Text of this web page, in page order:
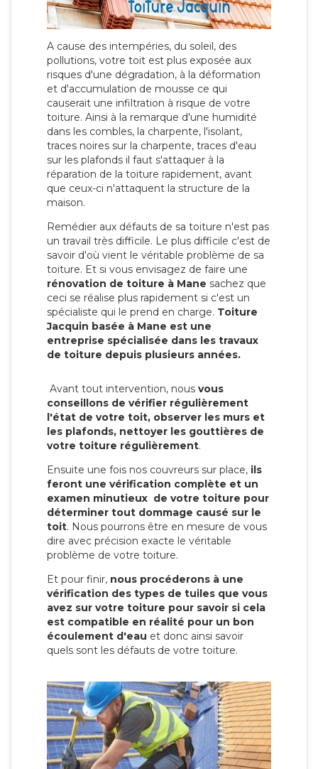
A cause des intempéries, du soleil, des
pollutions, votre toit est plus exposée aux
risques d'une dégradation, à la déformation
et d'accumulation de mousse ce qui
causerait une infiltration à risque de votre
toiture. Ainsi à la remarque d'une humidité
dans les combles, la charpente, l'isolant,
traces noires sur la charpente, traces d'eau
sur les plafonds il faut s'attaquer à la
réparation de la toiture rapidement, avant
que ceux-ci n'attaquent la structure de la
maison.
Remédier aux défauts de sa toiture n'est pas
un travail très difficile. Le plus difficile c'est de
savoir d'où vient le véritable problème de sa
toiture. Et si vous envisagez de faire une
rénovation de toiture à Mane sachez que
ceci se réalise plus rapidement si c'est un
spécialiste qui le prend en charge. Toiture
Jacquin basée à Mane est une
entreprise spécialisée dans les travaux
de toiture depuis plusieurs années.
Avant tout intervention, nous vous
conseillons de vérifier régulièrement
l'état de votre toit, observer les murs et
les plafonds, nettoyer les gouttières de
votre toiture régulièrement.
Ensuite une fois nos couvreurs sur place, ils
feront une vérification complète et un
examen minutieux de votre toiture pour
déterminer tout dommage causé sur le
toit. Nous pourrons être en mesure de vous
dire avec précision exacte le véritable
problème de votre toiture.
Et pour finir, nous procéderons à une
vérification des types de tuiles que vous
avez sur votre toiture pour savoir si cela
est compatible en réalité pour un bon
écoulement d'eau et donc ainsi savoir
quels sont les défauts de votre toiture.